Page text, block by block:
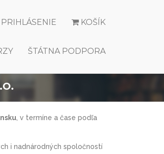
KOŠÍK
PRIHLÁSENIE
ŠTÁTNA PODPORA
, v termíne a čase podľa
i nadnárodných spoločností